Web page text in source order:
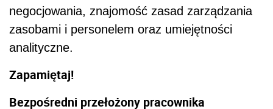
negocjowania, znajomość zasad zarządzania
zasobami i personelem oraz umiejętności
analityczne.
Zapamiętaj!
Bezpośredni przełożony pracownika